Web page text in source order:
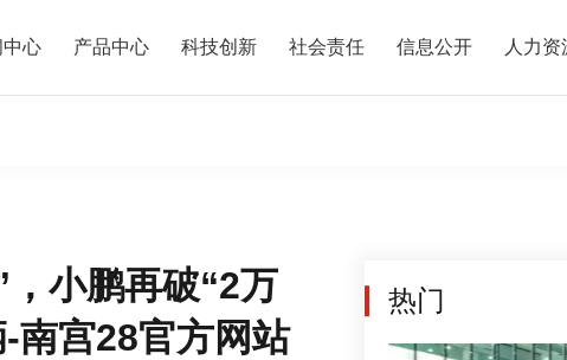
中心 产品中心 科技创新 社会责任 信息公开 人力资
小鹏再破“2万
南宫28官方网站
热门